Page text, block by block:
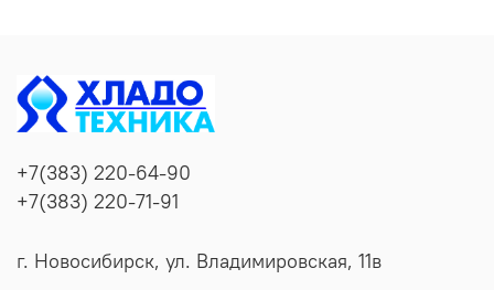
+7(383) 220-64-90
+7(383) 220-71-91
г. Новосибирск, ул. Владимировская, 11в